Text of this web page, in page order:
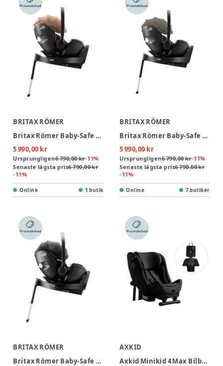
BRITAX RÖMER
Britax Römer Baby-Safe Pro Lux Babyskydd inkl. Vario Base 5Z - Warm Caramel
5 990,00 kr
Ursprungligen6 790,00 kr-11%
Senaste lägsta pris6 790,00 kr
-11%
Online 1 butik
BRITAX RÖMER
Britax Römer Baby-Safe Pro Lux Babyskydd inkl. Vario Bas 5Z - Urban Olive
5 990,00 kr
Ursprungligen6 790,00 kr-11%
Senaste lägsta pris6 790,00 kr
-11%
Online 7 butiker
BRITAX RÖMER
Britax Römer Baby-Safe Pro Style Babyskydd inkl. Vario Bas 5Z - Carbon Black
AXKID
Axkid Minikid 4 Max Bilbarnstol Inkl. Sparkskydd - Coastal Storm Black